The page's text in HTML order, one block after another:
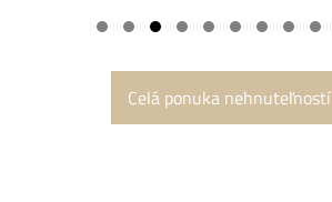
Celá ponuka nehnuteľností